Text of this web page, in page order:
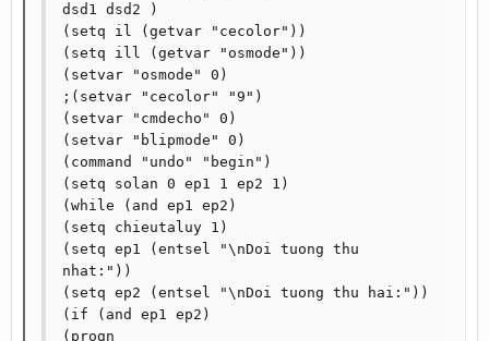
dsd1 dsd2 )
(setq il (getvar "cecolor"))
(setq ill (getvar "osmode"))
(setvar "osmode" 0)
;(setvar "cecolor" "9")
(setvar "cmdecho" 0)
(setvar "blipmode" 0)
(command "undo" "begin")
(setq solan 0 ep1 1 ep2 1)
(while (and ep1 ep2)
(setq chieutaluy 1)
(setq ep1 (entsel "\nDoi tuong thu
nhat:"))
(setq ep2 (entsel "\nDoi tuong thu hai:"))
(if (and ep1 ep2)
(progn